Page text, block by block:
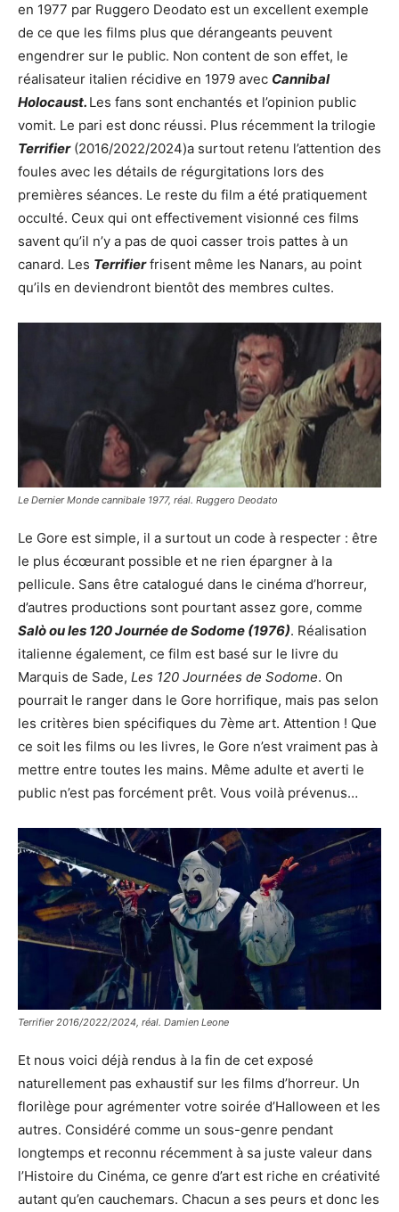
en 1977 par Ruggero Deodato est un excellent exemple
de ce que les films plus que dérangeants peuvent
engendrer sur le public. Non content de son effet, le
réalisateur italien récidive en 1979 avec Cannibal
Holocaust. Les fans sont enchantés et l’opinion public
vomit. Le pari est donc réussi. Plus récemment la trilogie
Terrifier(2016/2022/2024)a surtout retenu l’attention des
foules avec les détails de régurgitations lors des
premières séances. Le reste du film a été pratiquement
occulté. Ceux qui ont effectivement visionné ces films
savent qu’il n’y a pas de quoi casser trois pattes à un
canard. Les Terrifierfrisent même les Nanars, au point
qu’ils en deviendront bientôt des membres cultes.
Le Dernier Monde cannibale 1977, réal. Ruggero Deodato
Le Gore est simple, il a surtout un code à respecter : être
le plus écœurant possible et ne rien épargner à la
pellicule. Sans être catalogué dans le cinéma d’horreur,
d’autres productions sont pourtant assez gore, comme
Salò ou les 120 Journée de Sodome (1976). Réalisation
italienne également, ce film est basé sur le livre du
Marquis de Sade, Les 120 Journées de Sodome. On
pourrait le ranger dans le Gore horrifique, mais pas selon
les critères bien spécifiques du 7ème art. Attention ! Que
ce soit les films ou les livres, le Gore n’est vraiment pas à
mettre entre toutes les mains. Même adulte et averti le
public n’est pas forcément prêt. Vous voilà prévenus…
Terrifier 2016/2022/2024, réal. Damien Leone
Et nous voici déjà rendus à la fin de cet exposé
naturellement pas exhaustif sur les films d’horreur. Un
florilège pour agrémenter votre soirée d’Halloween et les
autres. Considéré comme un sous-genre pendant
longtemps et reconnu récemment à sa juste valeur dans
l’Histoire du Cinéma, ce genre d’art est riche en créativité
autant qu’en cauchemars. Chacun a ses peurs et donc les